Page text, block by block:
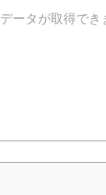
データが取得でき